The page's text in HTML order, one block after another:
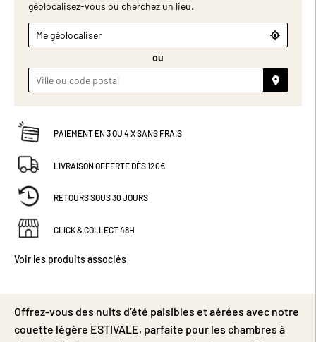
géolocalisez-vous ou cherchez un lieu.
Me géolocaliser
ou
PAIEMENT EN 3 OU 4 X SANS FRAIS
LIVRAISON OFFERTE DÈS 120€
RETOURS SOUS 30 JOURS
CLICK & COLLECT 48H
Voir les produits associés
Offrez-vous des nuits d’été paisibles et aérées avec notre
couette légère ESTIVALE, parfaite pour les chambres à